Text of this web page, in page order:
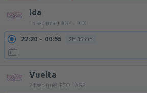
Ida
15 sep (mar) AGP - FCO
22:20 00:55 2h 35min
Vuelta
24 sep (jue) FCO - AGP